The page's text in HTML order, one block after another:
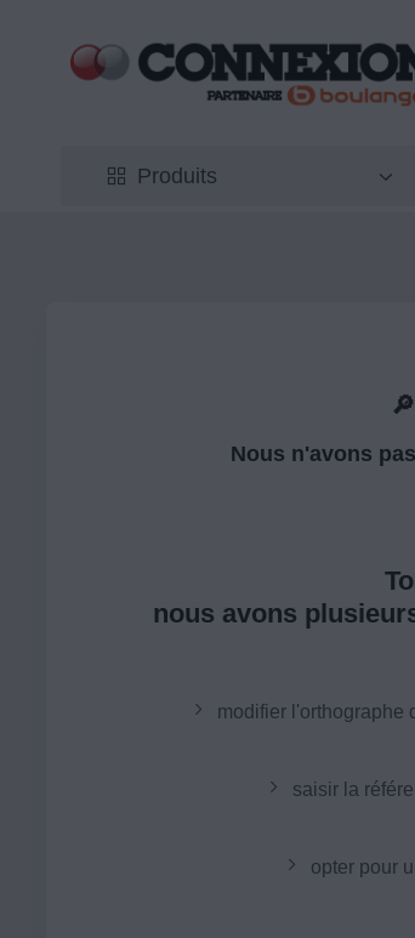
Produits
Nous n'avons
nous avons
modifier l'orthographe
saisir la
opter pour